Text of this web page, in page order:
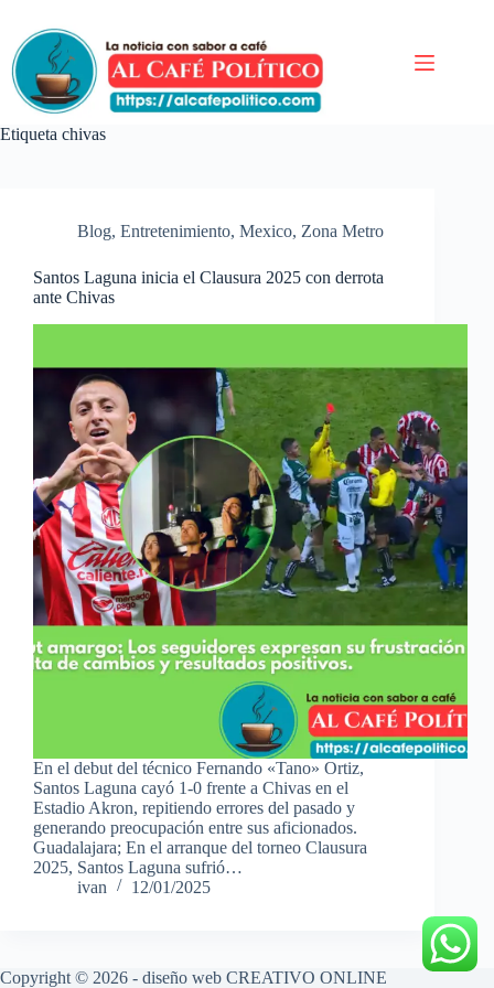
contenido
Etiqueta chivas
Blog, Entretenimiento, Mexico, Zona Metro
Santos Laguna inicia el Clausura 2025 con derrota
ante Chivas
En el debut del técnico Fernando «Tano» Ortiz,
Santos Laguna cayó 1-0 frente a Chivas en el
Estadio Akron, repitiendo errores del pasado y
generando preocupación entre sus aficionados.
Guadalajara; En el arranque del torneo Clausura
2025, Santos Laguna sufrió…
ivan
12/01/2025
Copyright © 2026 - diseño web CREATIVO ONLINE